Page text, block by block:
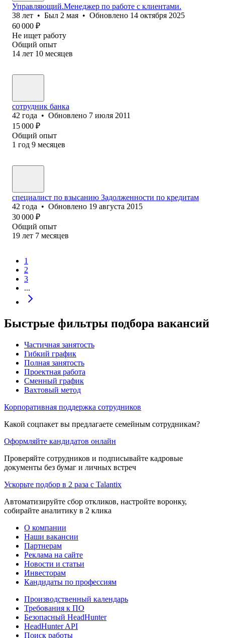
Управляющий.Менеджер по работе с клиентами.
38 лет • Был 2 мая • Обновлено 14 октября 2025
60 000 ₽
Не ищет работу
Общий опыт
14 лет 10 месяцев
сотрудник банка
42 года • Обновлено 7 июля 2011
15 000 ₽
Общий опыт
1 год 9 месяцев
специалист по взысанию Задолженности по кредитам
42 года • Обновлено 19 августа 2015
30 000 ₽
Общий опыт
19 лет 7 месяцев
1
2
3
...
Быстрые фильтры подбора вакансий
Частичная занятость
Гибкий график
Полная занятость
Проектная работа
Сменный график
Вахтовый метод
Корпоративная поддержка сотрудников
Какой соцпакет вы предлагаете семейным сотрудникам?
Оформляйте кандидатов онлайн
Проверяйте сотрудников и подписывайте кадровые
документы без бумаг и личных встреч
Ускорьте подбор в 2 раза с Talantix
Автоматизируйте сбор откликов, настройте воронку,
собирайте аналитику в 2 клика
О компании
Наши вакансии
Партнерам
Реклама на сайте
Новости и статьи
Инвесторам
Кандидаты по профессиям
Производственный календарь
Требования к ПО
Безопасный HeadHunter
HeadHunter API
Поиск работы